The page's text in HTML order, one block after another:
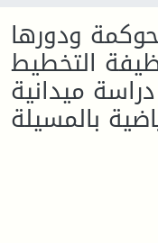
ودورها
التخطيط
ميدانية